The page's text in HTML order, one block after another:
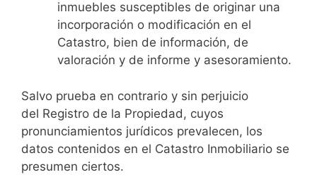
inmuebles susceptibles de originar una
incorporación o modificación en el
Catastro, bien de información, de
valoración y de informe y asesoramiento.
Salvo prueba en contrario y sin perjuicio
del Registro de la Propiedad, cuyos
pronunciamientos jurídicos prevalecen, los
datos contenidos en el Catastro Inmobiliario se
presumen ciertos.